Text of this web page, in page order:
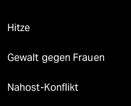
Hitze
Gewalt gegen Frauen
Nahost-Konflikt